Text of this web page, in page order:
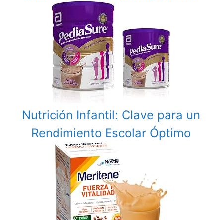
Nutrición Infantil: Clave para un
Rendimiento Escolar Óptimo